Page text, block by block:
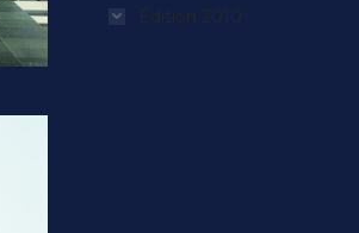
Édition 2010